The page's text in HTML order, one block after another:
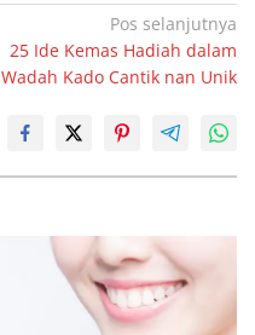
Pos selanjutnya
25 Ide Kemas Hadiah dalam
Wadah Kado Cantik nan Unik